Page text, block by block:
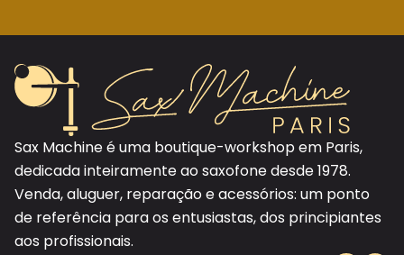
Sax Machine é uma boutique-workshop em Paris,
dedicada inteiramente ao saxofone desde 1978.
Venda, aluguer, reparação e acessórios: um ponto
de referência para os entusiastas, dos principiantes
aos profissionais.